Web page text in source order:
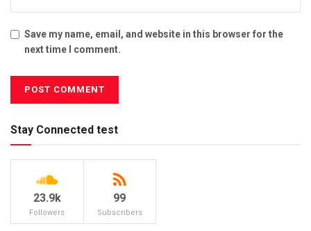
Save my name, email, and website in this browser for the
next time I comment.
Stay Connected test
23.9k
Followers
99
Subscribers